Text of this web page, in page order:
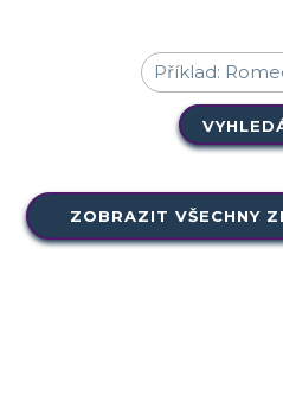
ZOBRAZIT VŠECHNY